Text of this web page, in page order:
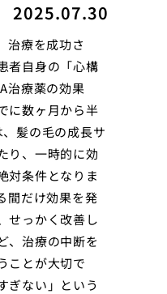
2025.07.30
治療を成功さ
者自身の「心構
治療薬の効果
に数ヶ月から半
髪の毛の成長サ
り、一時的に効
対条件となりま
間だけ効果を発
せっかく改善し
、治療の中断を
ことが大切で
ぎない」という